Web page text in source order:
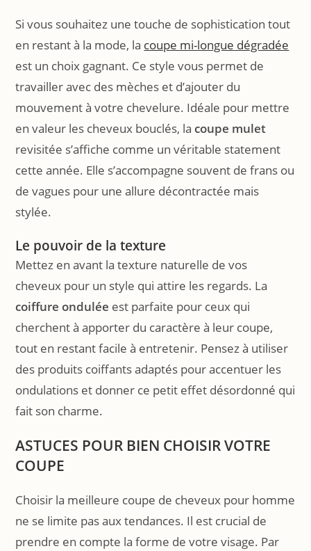
Si vous souhaitez une touche de sophistication tout
en restant à la mode, la coupe mi-longue dégradée
est un choix gagnant. Ce style vous permet de
travailler avec des mèches et d’ajouter du
mouvement à votre chevelure. Idéale pour mettre
en valeur les cheveux bouclés, lacoupe mulet
revisitée s’affiche comme un véritable statement
cette année. Elle s’accompagne souvent de frans ou
de vagues pour une allure décontractée mais
stylée.
Le pouvoir de la texture
Mettez en avant la texture naturelle de vos
cheveux pour un style qui attire les regards. La
coiffure ondulée est parfaite pour ceux qui
cherchent à apporter du caractère à leur coupe,
tout en restant facile à entretenir. Pensez à utiliser
des produits coiffants adaptés pour accentuer les
ondulations et donner ce petit effet désordonné qui
fait son charme.
ASTUCES POUR BIEN CHOISIR VOTRE
COUPE
Choisir la meilleure coupe de cheveux pour homme
ne se limite pas aux tendances. Il est crucial de
prendre en compte la forme de votre visage. Par